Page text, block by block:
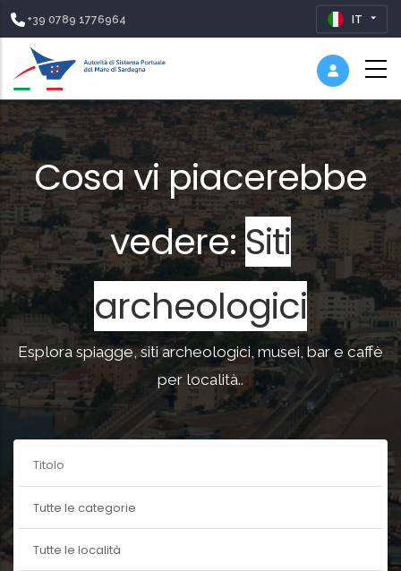
+39 0789 1776964 IT
Cosa vi piacerebbe
vedere:Natur
Esplora spiagge, siti archeologici, musei, bar e caffè
per località..